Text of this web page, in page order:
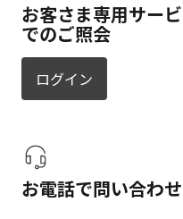
お客さま専用サー
でのご照会
ログイン
お電話で問い合わせ